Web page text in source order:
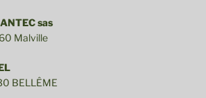
sas
Malville
BELLÊME